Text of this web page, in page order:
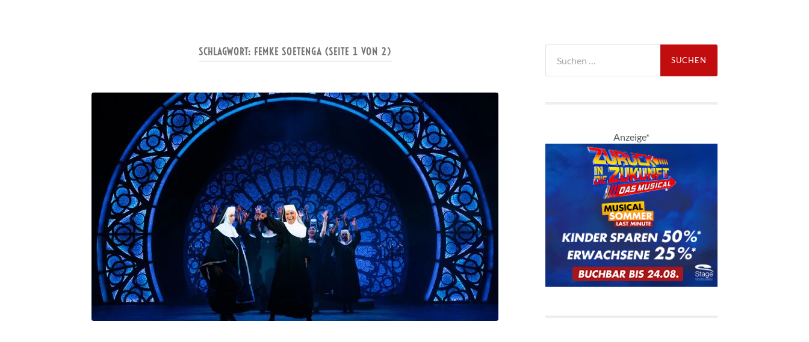
SCHLAGWORT: FEMKE SOETENGA (SEITE 1 VON 2)
nach:
Anzeige*